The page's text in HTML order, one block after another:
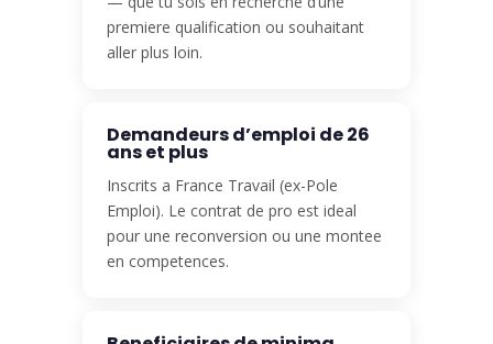
premiere qualification ou souhaitant
aller plus loin.
Demandeurs d’emploi de 26
ans et plus
Inscrits a France Travail (ex-Pole
Emploi). Le contrat de pro est ideal
pour une reconversion ou une montee
en competences.